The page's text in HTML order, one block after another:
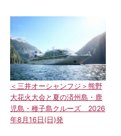
＜三井オーシャンフジ＞熊野
大花火大会と夏の済州島・鹿
児島・種子島クルーズ 2026
年8月16日(日)発